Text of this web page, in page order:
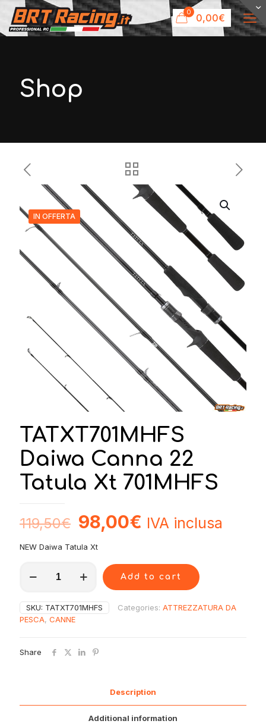
0 0,00€
Shop
IN OFFERTA
TATXT701MHFS
Daiwa Canna 22
Tatula Xt 701MHFS
119,50€ 98,00€ IVA inclusa
NEW Daiwa Tatula Xt
Daiwa
22
Tatula
Xt
Add to cart
SKU: TATXT701MHFS Categories: ATTREZZATURA DA
PESCA, CANNE
Share
Description
Additional information